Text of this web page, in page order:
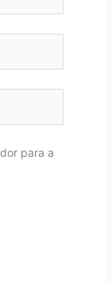
para a